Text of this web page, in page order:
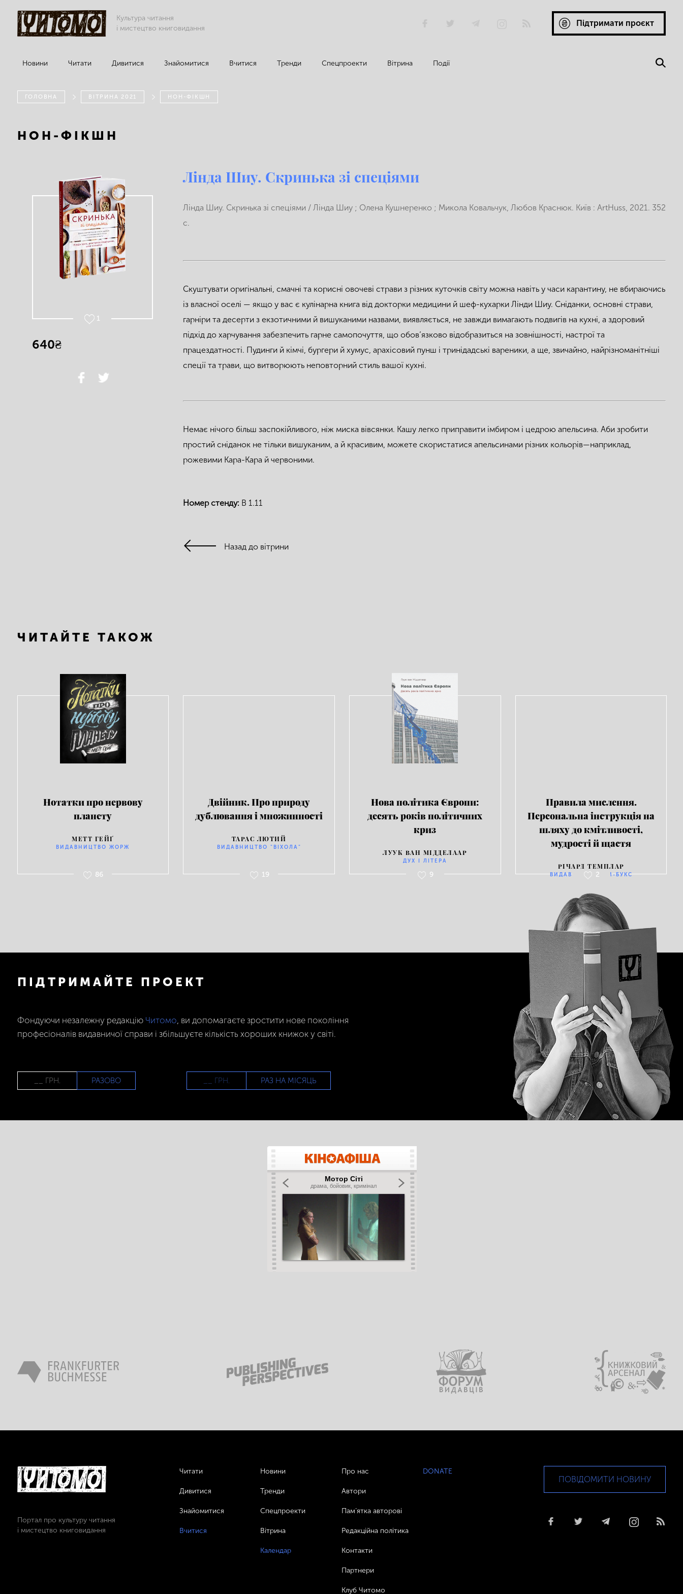
Культура читання
і мистецтво книговидання
Підтримати проєкт
Новини Читати Дивитися Знайомитися Вчитися Тренди Спецпроекти Вітрина Події
ГОЛОВНА ВІТРИНА 2021 НОН-ФІКШН
НОН-ФІКШН
1
640₴
Лінда Шиу. Скринька зі спеціями
Лінда Шиу. Скринька зі спеціями / Лінда Шиу ; Олена Кушнеренко ; Микола Ковальчук, Любов Краснюк. Київ : ArtHuss, 2021. 352
c.
Скуштувати оригінальні, смачні та корисні овочеві страви з різних куточків світу можна навіть у часи карантину, не вбираючись
із власної оселі — якщо у вас є кулінарна книга від докторки медицини й шеф-кухарки Лінди Шиу. Сніданки, основні страви,
гарніри та десерти з екзотичними й вишуканими назвами, виявляється, не завжди вимагають подвигів на кухні, а здоровий
підхід до харчування забезпечить гарне самопочуття, що обов’язково відобразиться на зовнішності, настрої та
працездатності. Пудинги й кімчі, бургери й хумус, арахісовий пунш і тринідадські вареники, а ще, звичайно, найрізноманітніші
спеції та трави, що витворюють неповторний стиль вашої кухні.
Немає нічого більш заспокійливого, ніж миска вівсянки. Кашу легко приправити імбиром і цедрою апельсина. Аби зробити
простий сніданок не тільки вишуканим, а й красивим, можете скористатися апельсинами різних кольорів — наприклад,
рожевими Кара-Кара й червоними.
Номер стенду: B 1.11
Назад до вітрини
ЧИТАЙТЕ ТАКОЖ
Нотатки про нервову
планету
МЕТТ ГЕЙҐ
ВИДАВНИЦТВО ЖОРЖ
86
Двійник. Про природу
дублювання і множинності
ТАРАС ЛЮТИЙ
ВИДАВНИЦТВО "ВІХОЛА"
19
Нова політика Європи:
десять років політичних
криз
ЛУУК ВАН МІДДЕЛААР
ДУХ І ЛІТЕРА
9
Правила мислення.
Персональна інструкція на
шляху до кмітливості,
мудрості й щастя
РІЧАРД ТЕМПЛАР
ВИДАВНИЦТВО КМ-БУКС
2
ПІДТРИМАЙТЕ ПРОЕКТ
Фондуючи незалежну редакцію Читомо, ви допомагаєте зростити нове покоління
професіоналів видавничої справи і збільшуєте кількість хороших книжок у світі.
РАЗОВО РАЗ НА МІСЯЦЬ
Портал про культуру читання
і мистецтво книговидання
Читати
Дивитися
Знайомитися
Вчитися
Новини
Тренди
Спецпроекти
Вітрина
Календар
Про нас
Автори
Пам’ятка авторові
Редакційна політика
Контакти
Партнери
Клуб Читомо
DONATE
ПОВІДОМИТИ НОВИНУ